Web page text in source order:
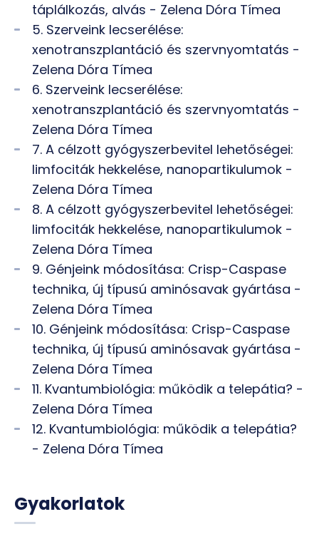
táplálkozás, alvás - Zelena Dóra Tímea
5. Szerveink lecserélése:
xenotranszplantáció és szervnyomtatás -
Zelena Dóra Tímea
6. Szerveink lecserélése:
xenotranszplantáció és szervnyomtatás -
Zelena Dóra Tímea
7. A célzott gyógyszerbevitel lehetőségei:
limfociták hekkelése, nanopartikulumok -
Zelena Dóra Tímea
8. A célzott gyógyszerbevitel lehetőségei:
limfociták hekkelése, nanopartikulumok -
Zelena Dóra Tímea
9. Génjeink módosítása: Crisp-Caspase
technika, új típusú aminósavak gyártása -
Zelena Dóra Tímea
10. Génjeink módosítása: Crisp-Caspase
technika, új típusú aminósavak gyártása -
Zelena Dóra Tímea
11. Kvantumbiológia: működik a telepátia? -
Zelena Dóra Tímea
12. Kvantumbiológia: működik a telepátia?
- Zelena Dóra Tímea
Gyakorlatok